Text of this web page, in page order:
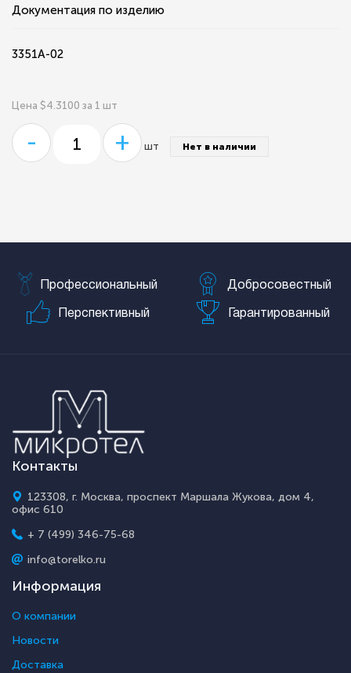
Документация по изделию
3351A-02
Цена $4.3100 за 1 шт
- + шт Нет в наличии
Профессиональный Добросовестный
Перспективный Гарантированный
Контакты
123308, г. Москва, проспект Маршала Жукова, дом 4,
офис 610
+ 7 (499) 346-75-68
info@torelko.ru
Информация
О компании
Новости
Доставка